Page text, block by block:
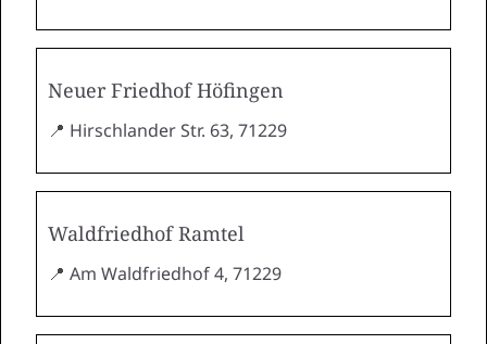
Neuer Friedhof Höfingen
📍 Hirschlander Str. 63, 71229
Waldfriedhof Ramtel
📍 Am Waldfriedhof 4, 71229